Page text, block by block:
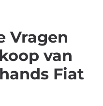
Vragen
van
Fiat